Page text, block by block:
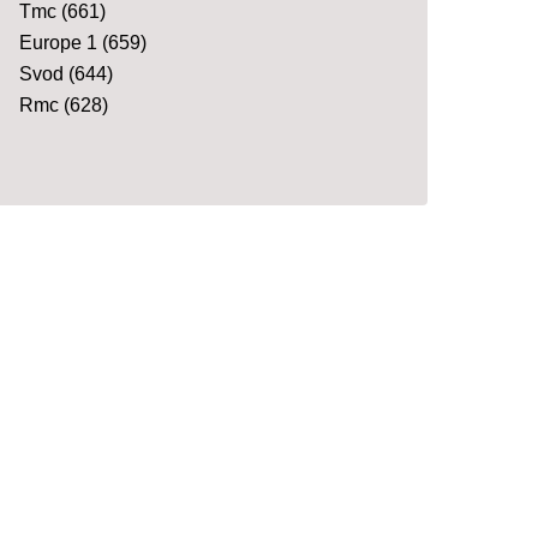
Tmc (661)
Europe 1 (659)
Svod (644)
Rmc (628)